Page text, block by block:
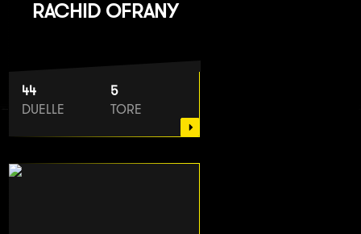
RACHID OFRANY
44
DUELLE
5
TORE